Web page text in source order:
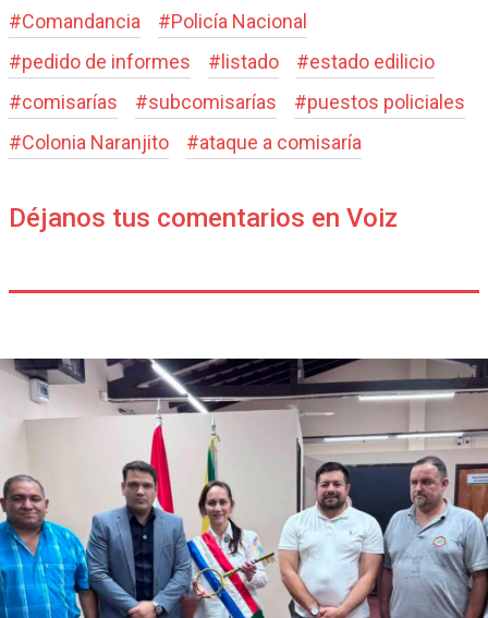
#Comandancia #Policía Nacional
#pedido de informes # listado #estado edilicio
#comisarías #subcomisarías #puestos policiales
#Colonia Naranjito #ataque a comisaría
Déjanos tus comentarios en Voiz